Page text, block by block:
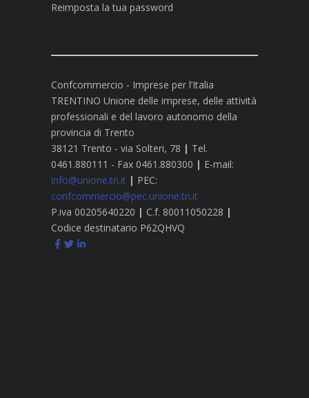
Reimposta la tua password
Confcommercio - Imprese per l’Italia
TRENTINO Unione delle imprese, delle attività
professionali e del lavoro autonomo della
provincia di Trento
38121 Trento - via Solteri, 78 | Tel.
0461.880111 - Fax 0461.880300 | E-mail:
info@unione.tn.it | PEC:
confcommercio@pec.unione.tn.it
P.iva 00205640220 | C.f. 80011050228 |
Codice destinatario P62QHVQ